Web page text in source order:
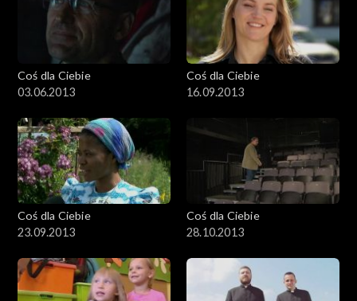
Coś dla Ciebie
03.06.2013
Coś dla Ciebie
16.09.2013
Coś dla Ciebie
23.09.2013
Coś dla Ciebie
28.10.2013